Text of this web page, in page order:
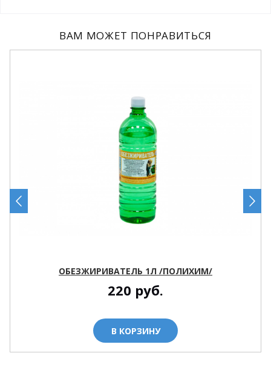
ВАМ МОЖЕТ ПОНРАВИТЬСЯ
ОБЕЗЖИРИВАТЕЛЬ 1Л /ПОЛИХИМ/
220 руб.
В КОРЗИНУ